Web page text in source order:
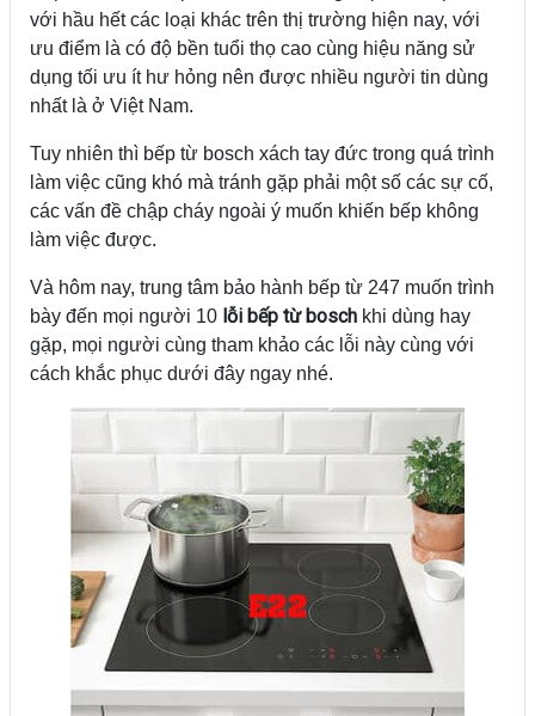
với hầu hết các loại khác trên thị trường hiện nay, với
ưu điểm là có độ bền tuổi thọ cao cùng hiệu năng sử
dụng tối ưu ít hư hỏng nên được nhiều người tin dùng
nhất là ở Việt Nam.
Tuy nhiên thì bếp từ bosch xách tay đức trong quá trình
làm việc cũng khó mà tránh gặp phải một số các sự cố,
các vấn đề chập cháy ngoài ý muốn khiến bếp không
làm việc được.
Và hôm nay, trung tâm bảo hành bếp từ 247 muốn trình
bày đến mọi người 10 lỗi bếp từ bosch khi dùng hay
gặp, mọi người cùng tham khảo các lỗi này cùng với
cách khắc phục dưới đây ngay nhé.